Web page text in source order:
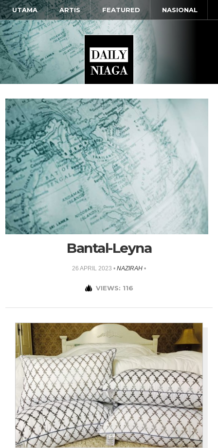
UTAMA ARTIS FEATURED NASIONAL
Bantal-Leyna
26 APRIL 2023 • NAZIRAH •
VIEWS: 116